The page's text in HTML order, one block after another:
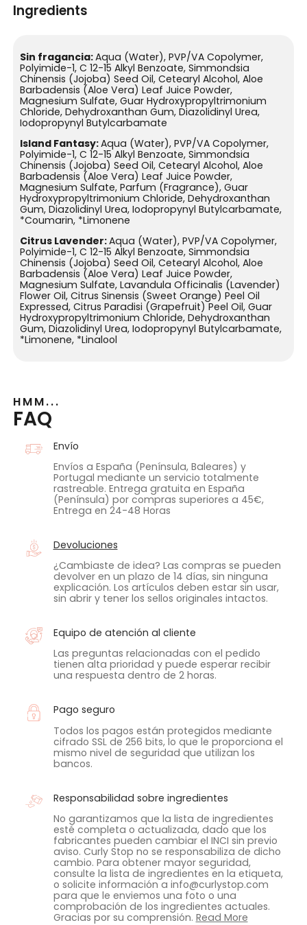
Ingredients
Sin fragancia:Aqua (Water), PVP/VA Copolymer,
Polyimide-1, C 12-15 Alkyl Benzoate, Simmondsia
Chinensis (Jojoba) Seed Oil, Cetearyl Alcohol, Aloe
Barbadensis (Aloe Vera) Leaf Juice Powder,
Magnesium Sulfate, Guar Hydroxypropyltrimonium
Chloride, Dehydroxanthan Gum, Diazolidinyl Urea,
Iodopropynyl Butylcarbamate
Island Fantasy:Aqua (Water), PVP/VA Copolymer,
Polyimide-1, C 12-15 Alkyl Benzoate, Simmondsia
Chinensis (Jojoba) Seed Oil, Cetearyl Alcohol, Aloe
Barbadensis (Aloe Vera) Leaf Juice Powder,
Magnesium Sulfate, Parfum (Fragrance), Guar
Hydroxypropyltrimonium Chloride, Dehydroxanthan
Gum, Diazolidinyl Urea, Iodopropynyl Butylcarbamate,
*Coumarin, *Limonene
Citrus Lavender:Aqua (Water), PVP/VA Copolymer,
Polyimide-1, C 12-15 Alkyl Benzoate, Simmondsia
Chinensis (Jojoba) Seed Oil, Cetearyl Alcohol, Aloe
Barbadensis (Aloe Vera) Leaf Juice Powder,
Magnesium Sulfate, Lavandula Officinalis (Lavender)
Flower Oil, Citrus Sinensis (Sweet Orange) Peel Oil
Expressed, Citrus Paradisi (Grapefruit) Peel Oil, Guar
Hydroxypropyltrimonium Chloride, Dehydroxanthan
Gum, Diazolidinyl Urea, Iodopropynyl Butylcarbamate,
*Limonene, *Linalool
HMM...
FAQ
Envío
Envíos a España (Península, Baleares) y
Portugal mediante un servicio totalmente
rastreable. Entrega gratuita en España
(Península) por compras superiores a 45€,
Entrega en 24-48 Horas
Devoluciones
¿Cambiaste de idea? Las compras se pueden
devolver en un plazo de 14 días, sin ninguna
explicación. Los artículos deben estar sin usar,
sin abrir y tener los sellos originales intactos.
Equipo de atención al cliente
Las preguntas relacionadas con el pedido
tienen alta prioridad y puede esperar recibir
una respuesta dentro de 2 horas.
Pago seguro
Todos los pagos están protegidos mediante
cifrado SSL de 256 bits, lo que le proporciona el
mismo nivel de seguridad que utilizan los
bancos.
Responsabilidad sobre ingredientes
No garantizamos que la lista de ingredientes
esté completa o actualizada, dado que los
fabricantes pueden cambiar el INCI sin previo
aviso. Curly Stop no se responsabiliza de dicho
cambio. Para obtener mayor seguridad,
consulte la lista de ingredientes en la etiqueta,
o solicite información a info@curlystop.com
para que le enviemos una foto o una
comprobación de los ingredientes actuales.
Gracias por su comprensión. Read More